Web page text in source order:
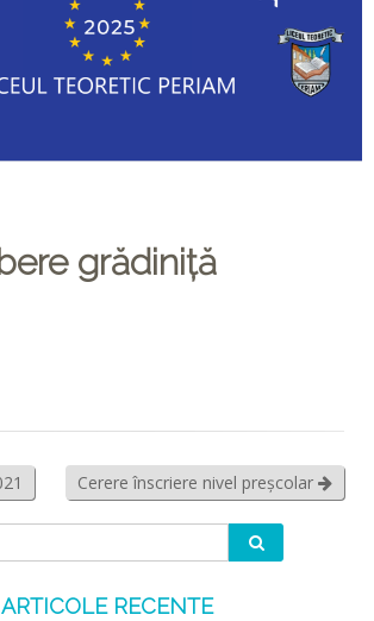
grădiniță
Cerere înscriere nivel preșcolar
ARTICOLE RECENTE